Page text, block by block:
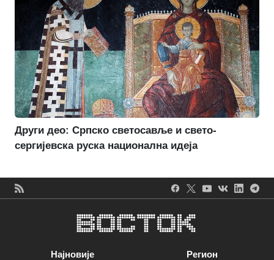
Други део: Српско светосавље и свето-
сергијевска руска национална идеја
Најновије
Регион